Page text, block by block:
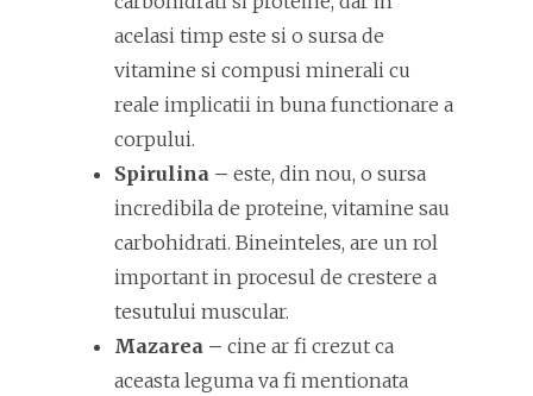
acelasi timp este si o sursa de
vitamine si compusi minerali cu
reale implicatii in buna functionare a
corpului.
Spirulina – este, din nou, o sursa
incredibila de proteine, vitamine sau
carbohidrati. Bineinteles, are un rol
important in procesul de crestere a
tesutului muscular.
Mazarea – cine ar fi crezut ca
aceasta leguma va fi mentionata